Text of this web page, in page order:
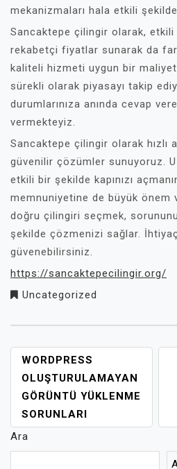
mekanizmaları hala etkili şekilde
Sancaktepe çilingir olarak, etkili
rekabetçi fiyatlar sunarak da
kaliteli hizmeti uygun bir
sürekli olarak piyasayı takip
durumlarınıza anında cevap
vermekteyiz.
Sancaktepe çilingir olarak hızlı
güvenilir çözümler sunuyoruz.
etkili bir şekilde kapınızı
memnuniyetine de büyük önem
doğru çilingiri seçmek,
şekilde çözmenizi sağlar.
güvenebilirsiniz.
https://sancaktepecilingir.org/
Uncategorized
YAZI
GEZINMESI
WORDPRESS
OLUŞTURULAMAYAN
GÖRÜNTÜ YÜKLENME
SORUNLARI
Ara